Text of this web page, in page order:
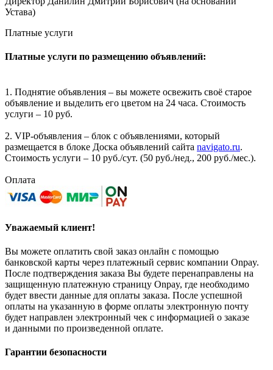
Устава)
Платные услуги
Платные услуги по размещению объявлений:
1. Поднятие объявления – вы можете освежить своё старое
объявление и выделить его цветом на 24 часа. Стоимость
услуги – 10 руб.
2. VIP-объявления – блок с объявлениями, который
размещается в блоке Доска объявлений сайта navigato.ru.
Стоимость услуги – 10 руб./сут. (50 руб./нед., 200 руб./мес.).
Оплата
Уважаемый клиент!
Вы можете оплатить свой заказ онлайн с помощью
банковской карты через платежный сервис компании Onpay.
После подтверждения заказа Вы будете перенаправлены на
защищенную платежную страницу Onpay, где необходимо
будет ввести данные для оплаты заказа. После успешной
оплаты на указанную в форме оплаты электронную почту
будет направлен электронный чек с информацией о заказе
и данными по произведенной оплате.
Гарантии безопасности